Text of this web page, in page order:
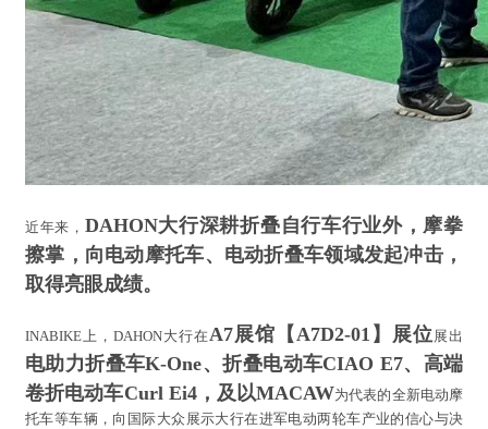
近年来， DAHON大行深耕折叠自行车行业外，摩拳
擦掌，向电动摩托车、电动折叠车领域发起冲击，
取得亮眼成绩。
INABIKE上，DAHON大行在A7展馆【A7D2-01】展位展出
电助力折叠车K-One、折叠电动车CIAO E7、高端
卷折电动车Curl Ei4，及以MACAW为代表的全新电动摩
托车等车辆，向国际大众展示大行在进军电动两轮车产业的信心与决